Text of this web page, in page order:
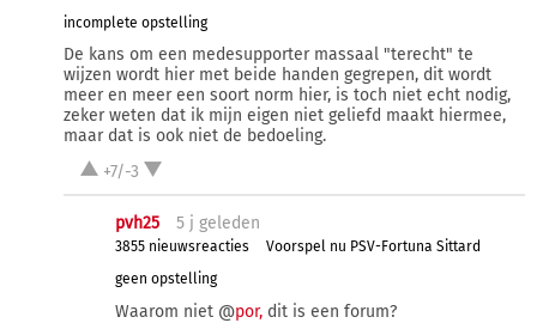
incomplete opstelling
De kans om een medesupporter massaal "terecht" te
wijzen wordt hier met beide handen gegrepen, dit wordt
meer en meer een soort norm hier, is toch niet echt nodig,
zeker weten dat ik mijn eigen niet geliefd maakt hiermee,
maar dat is ook niet de bedoeling.
+7/-3
pvh25 5 j geleden
3855 nieuwsreacties
Voorspel nu PSV-Fortuna Sittard
geen opstelling
Waarom niet @por,dit is een forum?